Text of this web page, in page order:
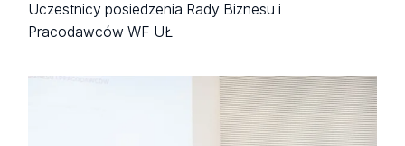
Uczestnicy posiedzenia Rady Biznesu i
Pracodawców WF UŁ